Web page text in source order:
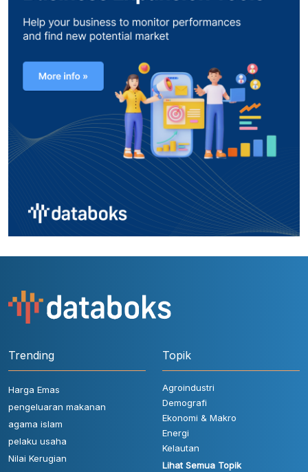
Trending
Harga Emas
pengeluaran makanan
agama islam
pelaku usaha
Nilai Kerugian
Topik
Agroindustri
Demografi
Ekonomi & Makro
Energi
Kelautan
Lihat Semua Topik